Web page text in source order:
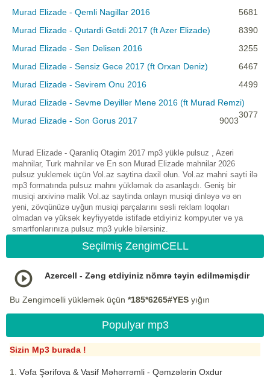
Murad Elizade - Qemli Nagillar 2016
5681
Murad Elizade - Qutardi Getdi 2017 (ft Azer Elizade)
8390
Murad Elizade - Sen Delisen 2016
3255
Murad Elizade - Sensiz Gece 2017 (ft Orxan Deniz)
6467
Murad Elizade - Sevirem Onu 2016
4499
Murad Elizade - Sevme Deyiller Mene 2016 (ft Murad Remzi)
3077
Murad Elizade - Son Gorus 2017 9003
Murad Elizade - Qaranliq Otagim 2017 mp3 yüklə pulsuz , Azeri
mahnilar, Turk mahnilar ve En son Murad Elizade mahnilar 2026
pulsuz yuklemek üçün Vol.az saytina daxil olun. Vol.az mahni sayti ilə
mp3 formatında pulsuz mahnı yükləmək də asanlaşdı. Geniş bir
musiqi arxivinə malik Vol.az saytinda onlayn musiqi dinləyə və ən
yeni, zövqünüzə uyğun musiqi parçalarını səsli reklam loqoları
olmadan və yüksək keyfiyyətdə istifadə etdiyiniz kompyuter və ya
smartfonlarınıza pulsuz mp3 yukle bilərsiniz.
Seçilmiş ZengimCELL
Azercell - Zəng etdiyiniz nömrə təyin edilməmişdir
Bu Zengimcelli yükləmək üçün *185*6265#YES yığın
Populyar mp3
Sizin Mp3 burada !
Vəfa Şərifova & Vasif Məhərrəmli - Qəmzələrin Oxdur